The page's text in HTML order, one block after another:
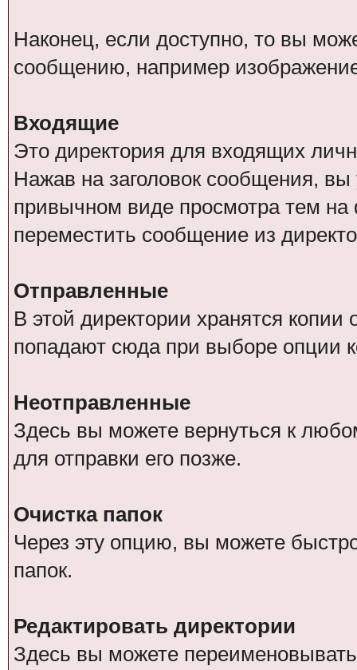
Наконец, если доступно, то вы
сообщению, например
Входящие
Это директория для входящих
Нажав на заголовок сообщения,
привычном виде просмотра тем
переместить сообщение из
Отправленные
В этой директории хранятся
попадают сюда при выборе опции
Неотправленные
Здесь вы можете вернуться к
для отправки его позже.
Очистка папок
Через эту опцию, вы можете
папок.
Редактировать директории
Здесь вы можете